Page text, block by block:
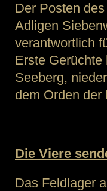
Der Posten
Adligen
verantwortlich
Erste
Seeberg,
dem Orden der
Die Viere
Das Feldlager